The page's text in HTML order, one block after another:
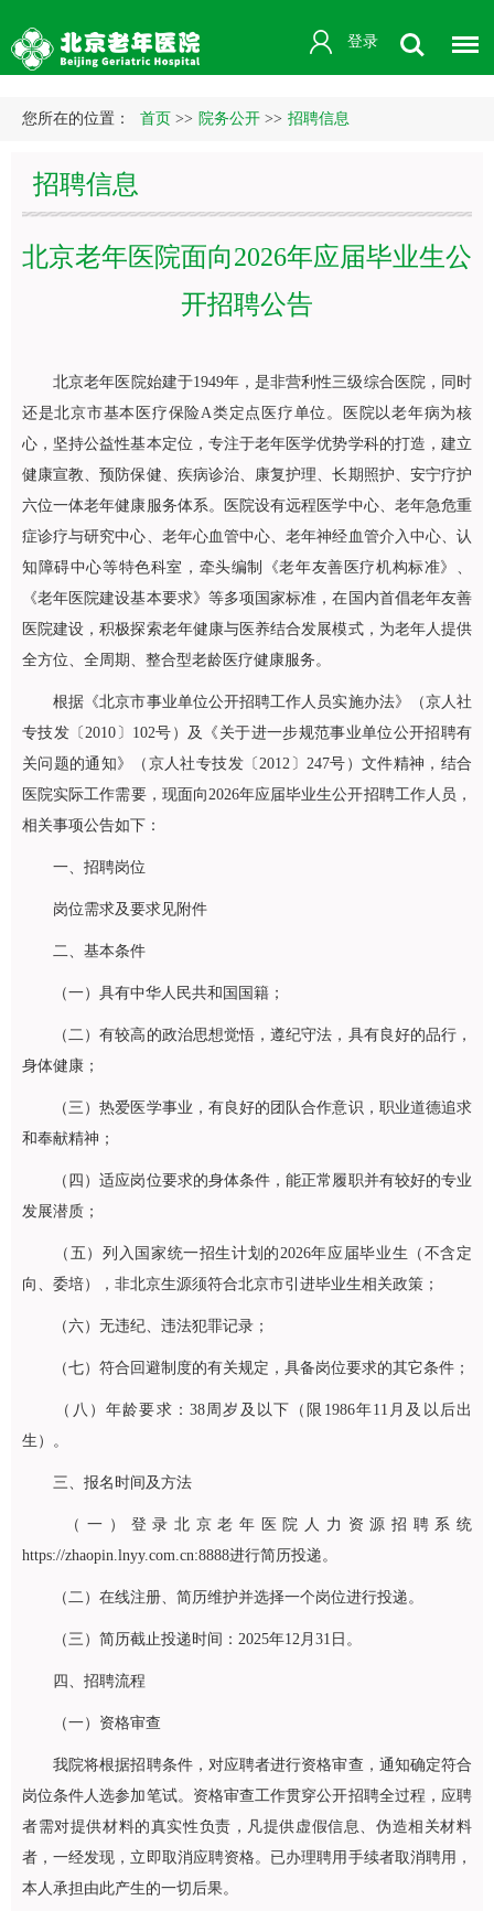
登录
您所在的位置： 首页 >> 院务公开 >> 招聘信息
招聘信息
北京老年医院面向2026年应届毕业生公
开招聘公告
北京老年医院始建于1949年，是非营利性三级综合医院，同时
还是北京市基本医疗保险A类定点医疗单位。医院以老年病为核
心，坚持公益性基本定位，专注于老年医学优势学科的打造，建立
健康宣教、预防保健、疾病诊治、康复护理、长期照护、安宁疗护
六位一体老年健康服务体系。医院设有远程医学中心、老年急危重
症诊疗与研究中心、 老年心血管中心、老年神经血管介入中心、认
知障碍中心等特色科室，牵头编制《老年友善医疗机构标准》、
《老年医院建设基本要求》等多项国家标准，在国内首倡老年友善
医院建设，积极探索老年健康与医养结合发展模式，为老年人提供
全方位、全周期、整合型老龄医疗健康服务。
根据《北京市事业单位公开招聘工作人员实施办法》（京人社
专技发〔2010〕102号）及《关于进一步规范事业单位公开招聘有
关问题的通知》（京人社专技发〔2012〕247号）文件精神，结合
医院实际工作需要，现面向2026年应届毕业生公开招聘工作人员，
相关事项公告如下：
一、招聘岗位
岗位需求及要求见附件
二、基本条件
（一）具有中华人民共和国国籍；
（二）有较高的政治思想觉悟，遵纪守法，具有良好的品行，
身体健康；
（三）热爱医学事业，有良好的团队合作意识，职业道德追求
和奉献精神；
（四）适应岗位要求的身体条件，能正常履职并有较好的专业
发展潜质；
（五）列入国家统一招生计划的2026年应届毕业生（不含定
向、委培），非北京生源须符合北京市引进毕业生相关政策；
（六）无违纪、违法犯罪记录；
（七）符合回避制度的有关规定，具备岗位要求的其它条件；
（八）年龄要求：38周岁及以下（限1986年11月及以后出
生）。
三、报名时间及方法
（一）登录北京老年医院人力资源招聘系统
https://zhaopin.lnyy.com.cn:8888进行简历投递。
（二）在线注册、简历维护并选择一个岗位进行投递。
（三）简历截止投递时间：2025年12月31日。
四、招聘流程
（一）资格审查
我院将根据招聘条件，对应聘者进行资格审查，通知确定符合
岗位条件人选参加笔试。资格审查工作贯穿公开招聘全过程，应聘
者需对提供材料的真实性负责，凡提供虚假信息、伪造相关材料
者，一经发现，立即取消应聘资格。已办理聘用手续者取消聘用，
本人承担由此产生的一切后果。